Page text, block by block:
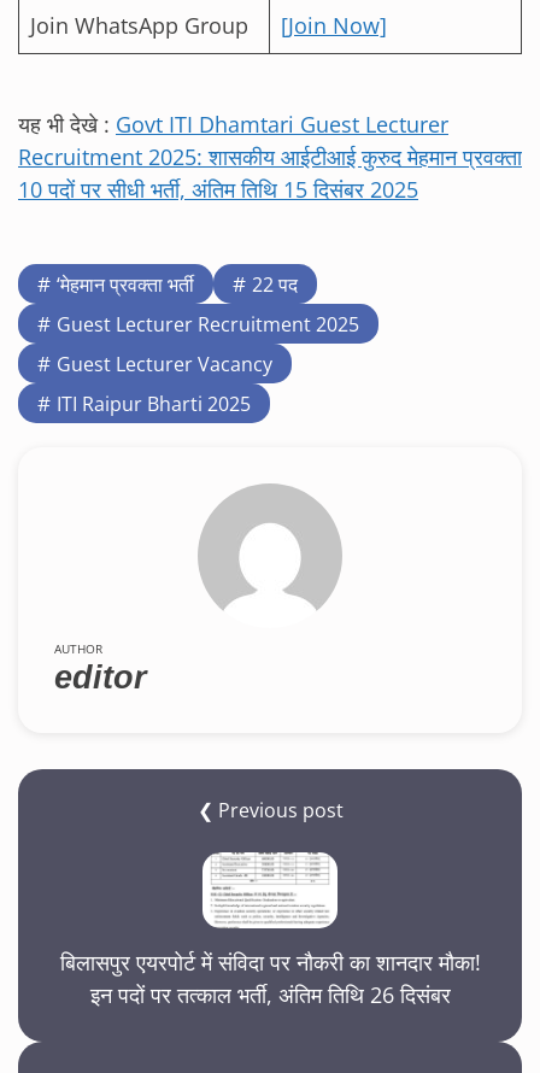
Join WhatsApp Group
[Join Now]
यह भी देखे : Govt ITI Dhamtari Guest Lecturer
Recruitment 2025: शासकीय आईटीआई कुरुद मेहमान प्रवक्ता
10 पदों पर सीधी भर्ती, अंतिम तिथि 15 दिसंबर 2025
‘मेहमान प्रवक्ता भर्ती
22 पद
Guest Lecturer Recruitment 2025
Guest Lecturer Vacancy
ITI Raipur Bharti 2025
AUTHOR
editor
❮ Previous post
बिलासपुर एयरपोर्ट में संविदा पर नौकरी का शानदार मौका!
इन पदों पर तत्काल भर्ती, अंतिम तिथि 26 दिसंबर